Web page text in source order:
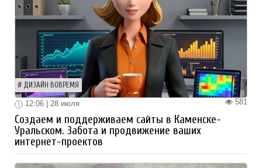
ДИЗАЙН ВОВРЕМЯ
581
12:06 | 28 июля
Создаем и поддерживаем сайты в Каменске-
Уральском. Забота и продвижение ваших
интернет-проектов